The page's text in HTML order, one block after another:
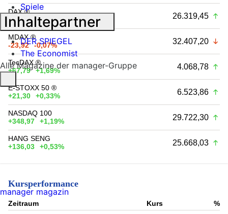
DAX ®
+179,32
+0,69% 26.319,45
MDAX ®
-23,92
-0,07% 32.407,20
TecDAX ®
+67,79
+1,69% 4.068,78
E-STOXX 50 ®
+21,30
+0,33% 6.523,86
NASDAQ 100
+348,97
+1,19% 29.722,30
HANG SENG
+136,03
+0,53% 25.668,03
Kursperformance
Zeitraum Kurs
%
Spiele
Inhaltepartner
DER SPIEGEL
The Economist
Alle Magazine der manager-Gruppe
manager magazin